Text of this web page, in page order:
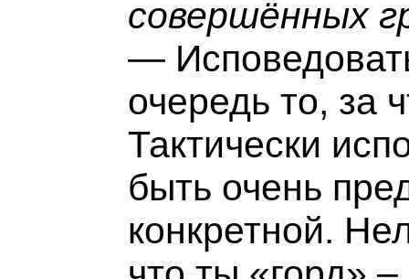
совершённых
—
очередь то, за
Тактически
быть очень
конкретной.